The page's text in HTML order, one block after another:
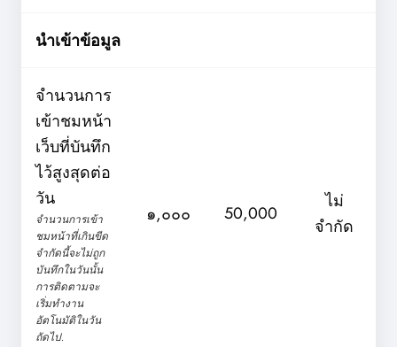
นำเข้าข้อมูล
จำนวนการ
เข้าชมหน้า
เว็บที่บันทึก
ไว้สูงสุดต่อ
วัน
จำนวนการเข้า
ชมหน้าที่เกินขีด
จำกัดนี้จะไม่ถูก
บันทึกในวันนั้น
การติดตามจะ
เริ่มทำงาน
อัตโนมัติในวัน
ถัดไป.
๑,๐๐๐ 50,000
ไม่
จำกัด